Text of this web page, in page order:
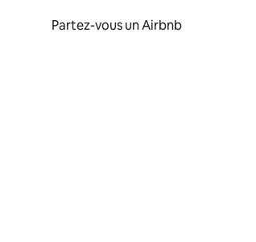
Partez-vous un Airbnb